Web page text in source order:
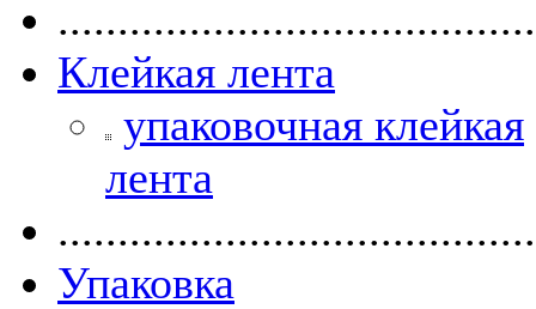
Клейкая лента
упаковочная клейкая
лента
Упаковка